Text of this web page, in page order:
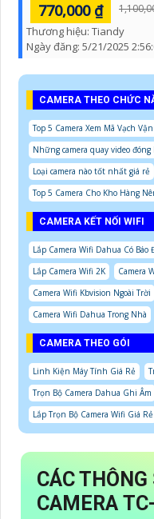
770,000 ₫
Thương hiệu: Tiandy
Ngày đăng: 5/21/2025
CAMERA THEO CHỨC
Top 5 Camera Xem Mã Vạch
Những camera quay video
Loại camera nào tốt nhất giá rẻ
Top 5 Camera Cho Kho Hàng
CAMERA KẾT NỐI WIFI
Lắp Camera Wifi Dahua Có Báo
Lắp Camera Wifi 2K
Camera
Camera Wifi Kbvision Ngoài Trời
Camera Wifi Dahua Trong Nhà
CAMERA THEO GÓI
Linh Kiện Máy Tính Giá Rẻ
Trọn Bộ Camera Dahua Ghi Âm
Lắp Trọn Bộ Camera Wifi Giá Rẻ
CÁC THÔNG
CAMERA